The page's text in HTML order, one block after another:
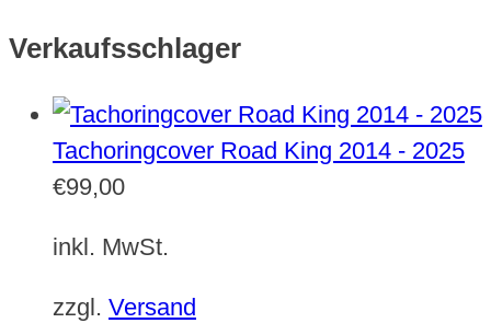
Verkaufsschlager
Tachoringcover Road King 2014 - 2025
€99,00
inkl. MwSt.
zzgl. Versand